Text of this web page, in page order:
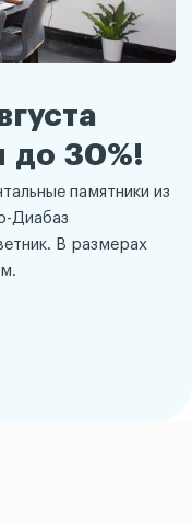
до 30%!
памятники из
Диабаз
В размерах